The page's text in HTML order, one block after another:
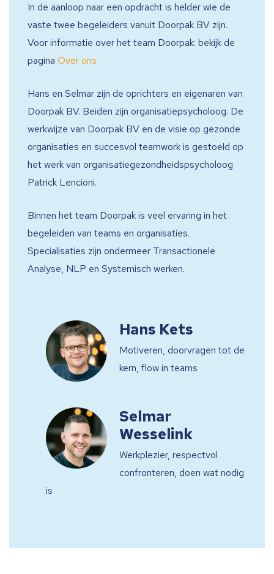
In de aanloop naar een opdracht is helder wie de
vaste twee begeleiders vanuit Doorpak BV zijn.
Voor informatie over het team Doorpak: bekijk de
pagina Over ons
Hans en Selmar zijn de oprichters en eigenaren van
Doorpak BV. Beiden zijn organisatiepsycholoog. De
werkwijze van Doorpak BV en de visie op gezonde
organisaties en succesvol teamwork is gestoeld op
het werk van organisatiegezondheidspsycholoog
Patrick Lencioni.
Binnen het team Doorpak is veel ervaring in het
begeleiden van teams en organisaties.
Specialisaties zijn ondermeer Transactionele
Analyse, NLP en Systemisch werken.
Hans Kets
Motiveren, doorvragen tot de
kern, flow in teams
Selmar
Wesselink
Werkplezier, respectvol
confronteren, doen wat nodig
is